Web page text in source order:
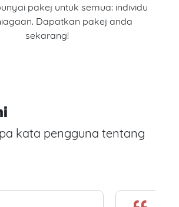
pakej untuk semua: individu
Dapatkan pakej anda
sekarang!
kata pengguna tentang